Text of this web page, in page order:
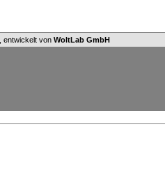
, entwickelt von WoltLab GmbH